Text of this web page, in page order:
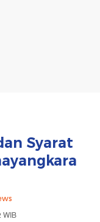
Syarat
WIB